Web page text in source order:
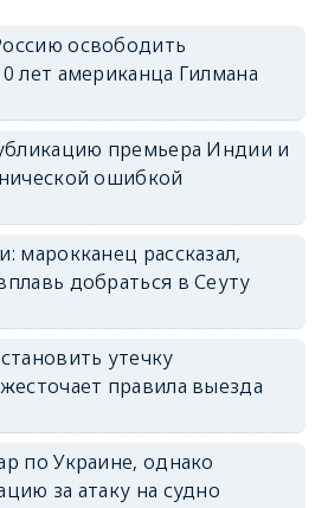
освободить
лет американца Гилмана
премьера Индии и
ошибкой
марокканец рассказал,
добраться в Сеуту
утечку
правила выезда
по Украине, однако
за атаку на судно